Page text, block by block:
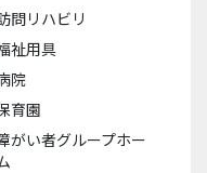
問リハビリ
祉用具
院
育園
がい者グループホー